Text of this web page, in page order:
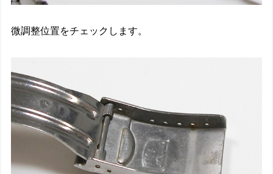
微調整位置をチェックします。